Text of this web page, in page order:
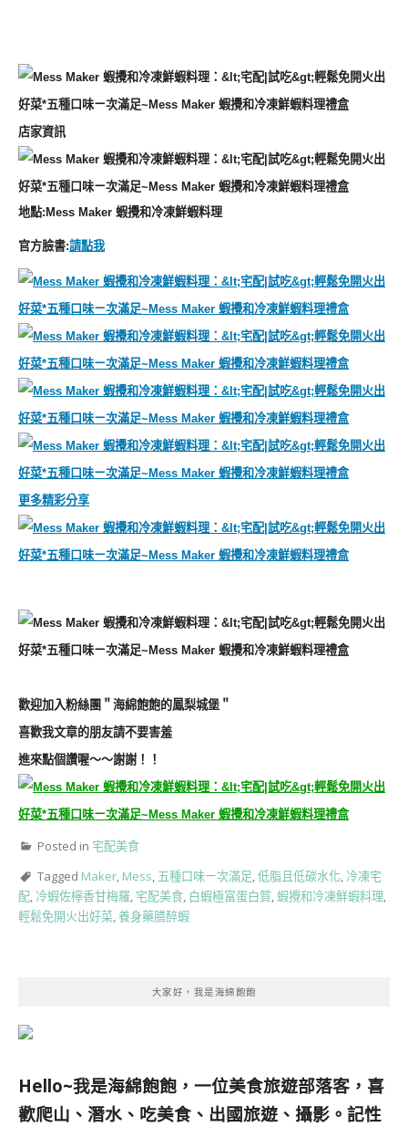
店家資訊
地點: Mess Maker 蝦攪和冷凍鮮蝦料理
官方臉書:請點我
更多精彩分享
歡迎加入粉絲團＂ 海綿飽飽的鳳梨城堡 ＂
喜歡我文章的朋友請不要害羞
進來點個讚喔～～謝謝！！
Posted in 宅配美食
Tagged Maker Mess 五種口味ㄧ次滿足 低脂且低碳水化 冷凍宅
配 冷蝦佐檸香甘梅羅 宅配美食 白蝦極富蛋白質 蝦攪和冷凍鮮蝦料理
輕鬆免開火出好菜 養身藥膳醉蝦
大家好，我是海綿飽飽
Hello~我是海綿飽飽，一位美食旅遊部落客， 喜
歡爬山、潛水、吃美食、出國旅遊、攝影。 記性